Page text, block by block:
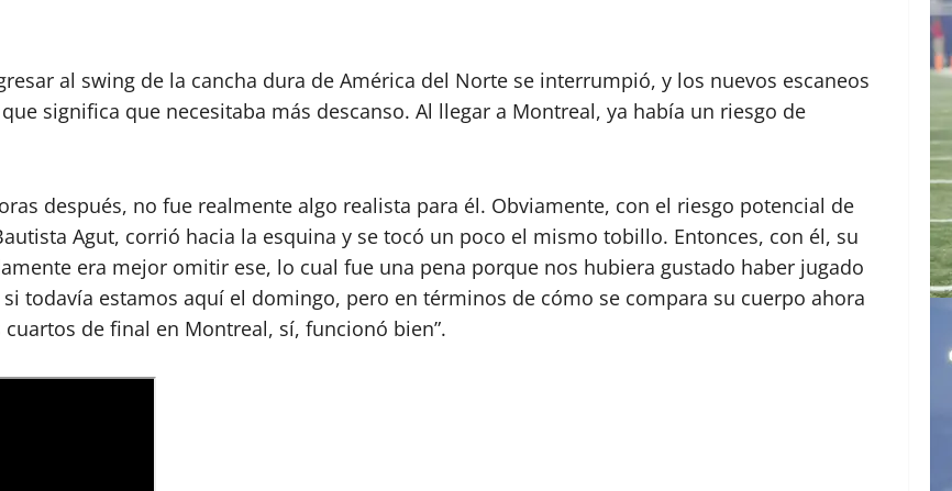
al swing de la cancha dura de América del Norte se interrumpió, y los nuevos escaneos
significa que necesitaba más descanso. Al llegar a Montreal, ya había un riesgo de
después, no fue realmente algo realista para él. Obviamente, con el riesgo potencial de
Agut, corrió hacia la esquina y se tocó un poco el mismo tobillo. Entonces, con él, su
era mejor omitir ese, lo cual fue una pena porque nos hubiera gustado haber jugado
todavía estamos aquí el domingo, pero en términos de cómo se compara su cuerpo ahora
de final en Montreal, sí, funcionó bien”.